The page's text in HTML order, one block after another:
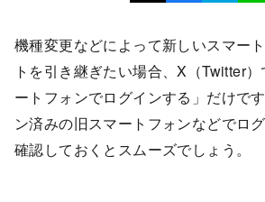
機種変更などによって新しいスマー
トを引き継ぎたい場合、X（Twitter
ートフォンでログインする」だけで
ン済みの旧スマートフォンなどでロ
確認しておくとスムーズでしょう。